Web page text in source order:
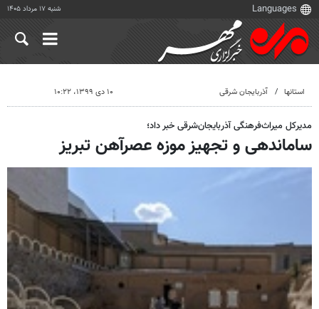
شنبه ۱۷ مرداد ۱۴۰۵
استانها آذربایجان شرقی ۱۰ دی ۱۳۹۹، ۱۰:۲۲
مدیرکل میراث‌فرهنگی آذربایجان‌شرقی خبر داد؛
ساماندهی و تجهیز موزه عصرآهن تبریز